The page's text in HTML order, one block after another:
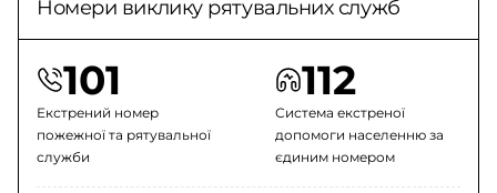
Номери виклику рятувальних служб
101
Екстрений номер
пожежної та рятувальної
служби
112
Система екстреної
допомоги населенню за
єдиним номером